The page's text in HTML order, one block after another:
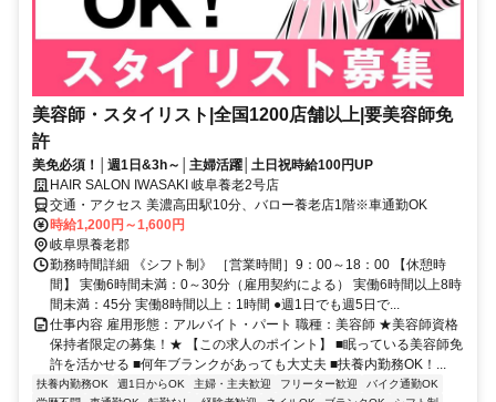
美容師・スタイリスト|全国1200店舗以上|要美容師免
許
美免必須！│週1日&3h～│主婦活躍│土日祝時給100円UP
HAIR SALON IWASAKI 岐阜養老2号店
交通・アクセス 美濃高田駅10分、バロー養老店1階※車通勤OK
時給1,200円～1,600円
岐阜県養老郡
勤務時間詳細 《シフト制》 ［営業時間］9：00～18：00 【休憩時
間】 実働6時間未満：0～30分（雇用契約による） 実働6時間以上8時
間未満：45分 実働8時間以上：1時間 ●週1日でも週5日で...
仕事内容 雇用形態：アルバイト・パート 職種：美容師 ★美容師資格
保持者限定の募集！★ 【この求人のポイント】 ■眠っている美容師免
許を活かせる ■何年ブランクがあっても大丈夫 ■扶養内勤務OK！...
扶養内勤務OK 週1日からOK 主婦・主夫歓迎 フリーター歓迎
バイク通勤OK